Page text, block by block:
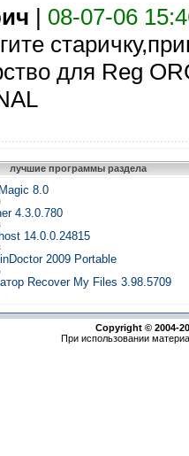
| 08-07-06
для Reg
лучшие программы раздела
8.0
4.3.0.780
14.0.0.24815
2009 Portable
Recover My Files 3.98.5709
Copyright © 2004-
При использовании